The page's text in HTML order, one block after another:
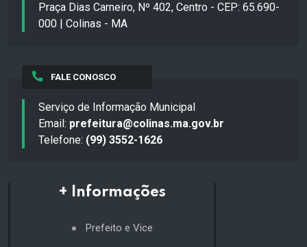
Praça Dias Carneiro, Nº 402, Centro - CEP: 65.690-
000 | Colinas - MA
FALE CONOSCO
Serviço de Informação Municipal
Email: prefeitura@colinas.ma.gov.br
Telefone: (99) 3552-1626
+ Informações
Prefeito e Vice